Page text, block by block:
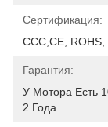
Сертификация:
CCC,CE, ROHS,
Гарантия:
У Мотора Есть
2 Года